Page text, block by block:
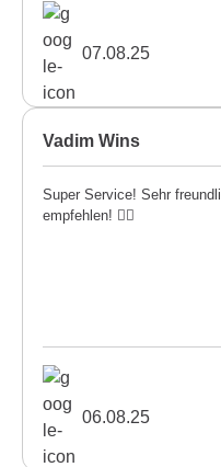
07.08.25
Vadim Wins
Super Service! Sehr
empfehlen! 👍🏼
06.08.25